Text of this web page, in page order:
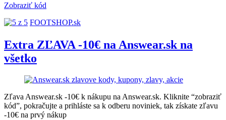
Zobraziť kód
FOOTSHOP.sk
Extra ZĽAVA -10€ na Answear.sk na
všetko
Zľava Answear.sk -10€ k nákupu na Answear.sk. Kliknite “zobraziť
kód”, pokračujte a prihláste sa k odberu noviniek, tak získate zľavu
-10€ na prvý nákup